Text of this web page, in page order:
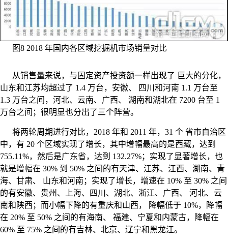
图8 2018 年国内各区域挖掘机市场销量对比
从销售量来说，与固定资产投资额一样出现了 巨大的分化，
山东和江苏均超过了 1.4 万台，安徽、 四川和河南 1.1 万台至
1.3 万台之间，河北、云南、广西、 湖南和湖北在 7200 台至 1
万台之间；很明显也分出了三个阵营。
将两轮周期进行对比，2018 年和 2011 年，31 个 省市自治区
中，有 20 个区域实现了增长，其中增幅最高的是西藏，达到
755.11%，然后是广东省，达到 132.27%；实现了显著增长，也
就是增幅在 30% 到 50% 之间的有天津、江苏、江西、湖南、青
海、甘肃、 山东和河南；实现了增长，增速在 10% 至 30% 之间
的有安徽、贵州、上海、四川、湖北、浙江、广西、 河北、云
南和陕西；而小幅下降的有重庆和山西， 降幅低于 10%，降幅
在 20% 至 50% 之间的有海南、 福建、宁夏和内蒙古，降幅在
60% 至 75% 之间的有吉林、北京、辽宁和黑龙江。